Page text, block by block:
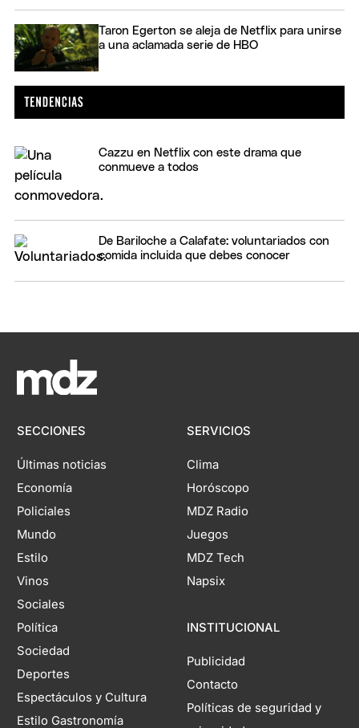
Taron Egerton se aleja de Netflix para unirse
a una aclamada serie de HBO
Cazzu en Netflix con este drama que
conmueve a todos
De Bariloche a Calafate: voluntariados con
comida incluida que debes conocer
SECCIONES
Últimas noticias
Economía
Policiales
Mundo
Estilo
Vinos
Sociales
Política
Sociedad
Deportes
Espectáculos y Cultura
Estilo Gastronomía
SERVICIOS
Clima
Horóscopo
MDZ Radio
Juegos
MDZ Tech
Napsix
INSTITUCIONAL
Publicidad
Contacto
Políticas de seguridad y